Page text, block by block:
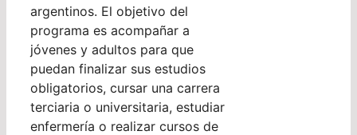
argentinos. El objetivo del
programa es acompañar a
jóvenes y adultos para que
puedan finalizar sus estudios
obligatorios, cursar una carrera
terciaria o universitaria, estudiar
enfermería o realizar cursos de